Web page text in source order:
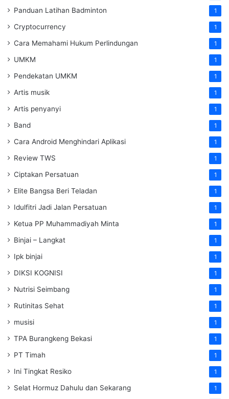
Panduan Latihan Badminton 1
Cryptocurrency 1
Cara Memahami Hukum Perlindungan 1
UMKM 1
Pendekatan UMKM 1
Artis musik 1
Artis penyanyi 1
Band 1
Cara Android Menghindari Aplikasi 1
Review TWS 1
Ciptakan Persatuan 1
Elite Bangsa Beri Teladan 1
Idulfitri Jadi Jalan Persatuan 1
Ketua PP Muhammadiyah Minta 1
Binjai – Langkat 1
Ipk binjai 1
DIKSI KOGNISI 1
Nutrisi Seimbang 1
Rutinitas Sehat 1
musisi 1
TPA Burangkeng Bekasi 1
PT Timah 1
Ini Tingkat Resiko 1
Selat Hormuz Dahulu dan Sekarang 1